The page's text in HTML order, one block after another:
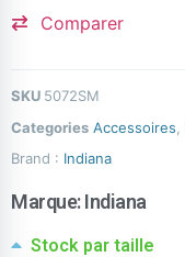
Comparer
SKU 5072SM
Categories Accessoires
Brand : Indiana
Marque:Indiana
Stock par taille